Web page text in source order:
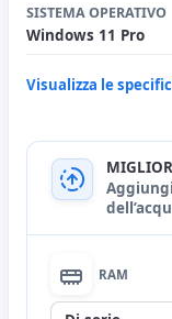
SISTEMA OPERATIVO
Windows 11 Pro
Visualizza le
RAM